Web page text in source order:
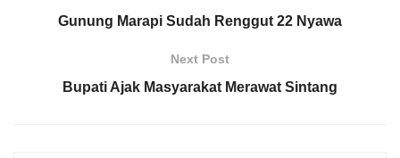
Gunung Marapi Sudah Renggut 22 Nyawa
Next Post
Bupati Ajak Masyarakat Merawat Sintang